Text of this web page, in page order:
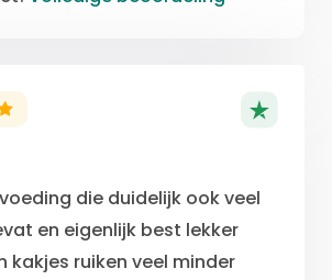
die duidelijk ook veel
en eigenlijk best lekker
kakjes ruiken veel minder